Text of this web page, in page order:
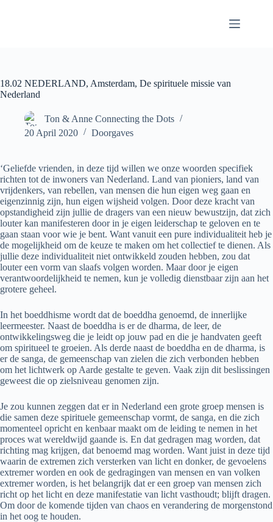
18.02 NEDERLAND, Amsterdam, De spirituele missie van
Nederland
Ton & Anne Connecting the Dots
20 April 2020
Doorgaves
‘Geliefde vrienden, in deze tijd willen we onze woorden specifiek
richten tot de inwoners van Nederland. Land van pioniers, land van
vrijdenkers, van rebellen, van mensen die hun eigen weg gaan en
eigenzinnig zijn, hun eigen wijsheid volgen. Door deze kracht van
opstandigheid zijn jullie de dragers van een nieuw bewustzijn, dat zich
louter kan manifesteren door in je eigen leiderschap te geloven en te
gaan staan voor wie je bent. Want vanuit een pure individualiteit heb je
de mogelijkheid om de keuze te maken om het collectief te dienen. Als
jullie deze individualiteit niet ontwikkeld zouden hebben, zou dat
louter een vorm van slaafs volgen worden. Maar door je eigen
verantwoordelijkheid te nemen, kun je volledig dienstbaar zijn aan het
grotere geheel.
In het boeddhisme wordt dat de boeddha genoemd, de innerlijke
leermeester. Naast de boeddha is er de dharma, de leer, de
ontwikkelingsweg die je leidt op jouw pad en die je handvaten geeft
om spiritueel te groeien. Als derde naast de boeddha en de dharma, is
er de sanga, de gemeenschap van zielen die zich verbonden hebben
om het lichtwerk op Aarde gestalte te geven. Vaak zijn dit beslissingen
geweest die op zielsniveau genomen zijn.
Je zou kunnen zeggen dat er in Nederland een grote groep mensen is
die samen deze spirituele gemeenschap vormt, de sanga, en die zich
momenteel opricht en kenbaar maakt om de leiding te nemen in het
proces wat wereldwijd gaande is. En dat gedragen mag worden, dat
richting mag krijgen, dat benoemd mag worden. Want juist in deze tijd
waarin de extremen zich versterken van licht en donker, de gevoelens
extremer worden en ook de gedragingen van mensen en van volken
extremer worden, is het belangrijk dat er een groep van mensen zich
richt op het licht en deze manifestatie van licht vasthoudt; blijft dragen.
Om door de komende tijden van chaos en verandering de morgenstond
in het oog te houden.